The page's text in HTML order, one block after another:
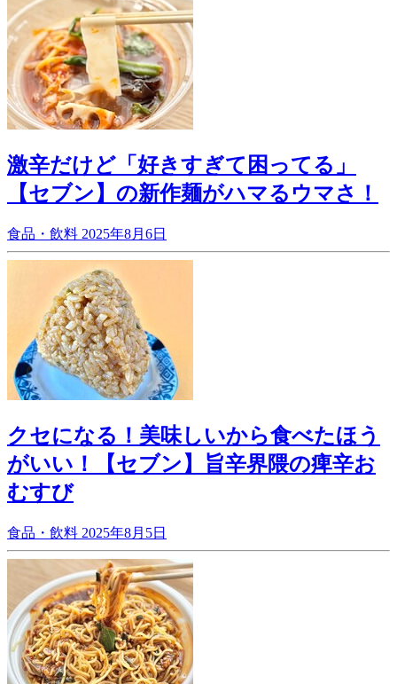
激辛だけど「好きすぎて困ってる」
【セブン】の新作麺がハマるウマさ！
食品・飲料 2025年8月6日
クセになる！美味しいから食べたほう
がいい！【セブン】旨辛界隈の痺辛お
むすび
食品・飲料 2025年8月5日